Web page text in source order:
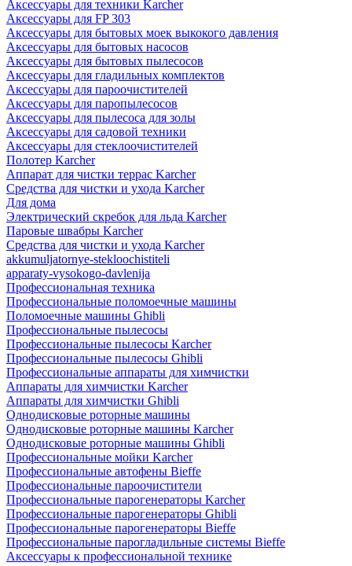
Аксессуары для техники Karcher
Аксессуары для FP 303
Аксессуары для бытовых моек выкокого давления
Аксессуары для бытовых насосов
Аксессуары для бытовых пылесосов
Аксессуары для гладильных комплектов
Аксессуары для пароочистителей
Аксессуары для паропылесосов
Аксессуары для пылесоса для золы
Аксессуары для садовой техники
Аксессуары для стеклоочистителей
Полотер Karcher
Аппарат для чистки террас Karcher
Средства для чистки и ухода Karcher
Для дома
Электрический скребок для льда Karcher
Паровые швабры Karcher
Средства для чистки и ухода Karcher
akkumuljatornye-stekloochistiteli
apparaty-vysokogo-davlenija
Профессиональная техника
Профессиональные поломоечные машины
Поломоечные машины Ghibli
Профессиональные пылесосы
Профессиональные пылесосы Karcher
Профессиональные пылесосы Ghibli
Профессиональные аппараты для химчистки
Аппараты для химчистки Karcher
Аппараты для химчистки Ghibli
Однодисковые роторные машины
Однодисковые роторные машины Karcher
Однодисковые роторные машины Ghibli
Профессиональные мойки Karcher
Профессиональные автофены Bieffe
Профессиональные пароочистители
Профессиональные парогенераторы Karcher
Профессиональные парогенераторы Ghibli
Профессиональные парогенераторы Bieffe
Профессиональные парогладильные системы Bieffe
Аксессуары к профессиональной технике